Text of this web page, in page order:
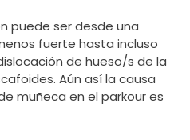
puede ser desde una
fuerte hasta incluso
de hueso/s de la
Aún así la causa
muñeca en el parkour es